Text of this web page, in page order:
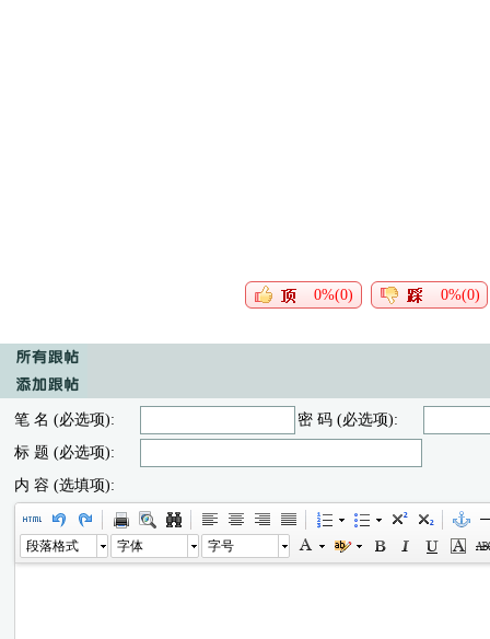
0%(0) 0%(0)
笔 名 (必选项):
密 码 (必选项):
标 题 (必选项):
内 容 (选填项):
段落格式 字体 字号